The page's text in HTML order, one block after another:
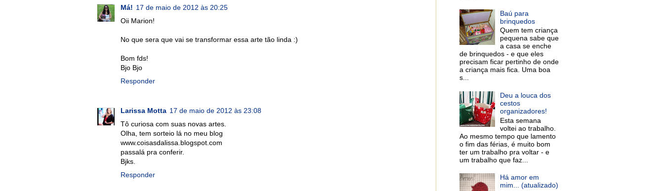
Má! 17 de maio de 2012 às 20:25
Oii Marion!
No que sera que vai se transformar essa arte tão linda :)
Bom fds!
Bjo Bjo
Responder
Larissa Motta 17 de maio de 2012 às 23:08
Tô curiosa com suas novas artes.
Olha, tem sorteio lá no meu blog
www.coisasdalissa.blogspot.com
passalá pra conferir.
Bjks.
Responder
Baú para
brinquedos
Quem tem criança
pequena sabe que
a casa se enche
de brinquedos - e que eles
precisam ficar pertinho de onde
a criança mais fica. Uma boa
s...
Deu a louca dos
cestos
organizadores!
Esta semana
voltei ao trabalho.
Ao mesmo tempo que lamento
o fim das férias, é muito bom
ter um trabalho pra voltar - e
um trabalho que faz...
Há amor em
mim... (atualizado)